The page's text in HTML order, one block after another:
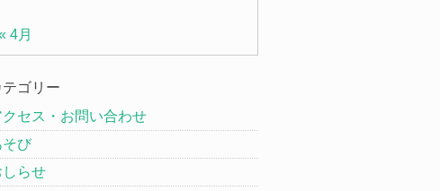
4月
テゴリー
クセス・お問い合わせ
そび
しらせ